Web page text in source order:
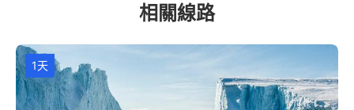
相關線路
1天